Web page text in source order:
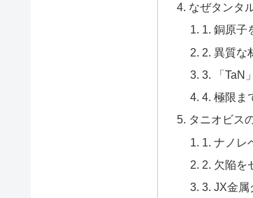
なぜタンタ
1. 銅原子
2. 異質な
3. 「TaN
4. 極限ま
タニオビス
1. ナノレ
2. 欠陥を
3. JX金属